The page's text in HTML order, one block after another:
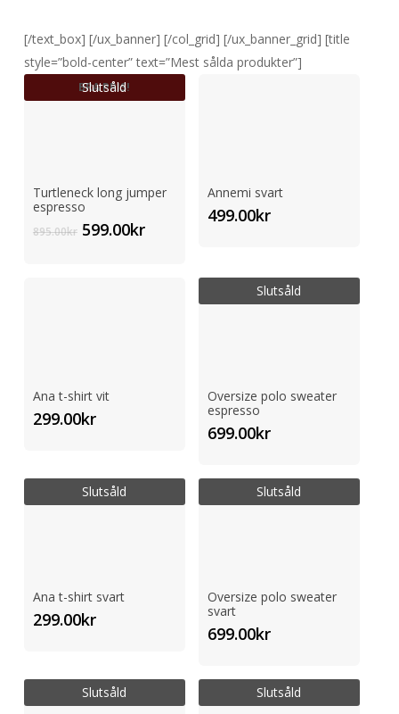
[/text_box] [/ux_banner] [/col_grid] [/ux_banner_grid] [title
style=”bold-center” text=”Mest sålda produkter”]
BRA PRIS!
Slutsåld
Turtleneck long jumper
espresso
895.00kr Det
599.00krDet
599.00kr.
Annemi svart
499.00kr
Ana t-shirt vit
299.00kr
Slutsåld
Oversize polo sweater
espresso
699.00kr
Slutsåld
Ana t-shirt svart
299.00kr
Slutsåld
Oversize polo sweater
svart
699.00kr
Slutsåld Slutsåld